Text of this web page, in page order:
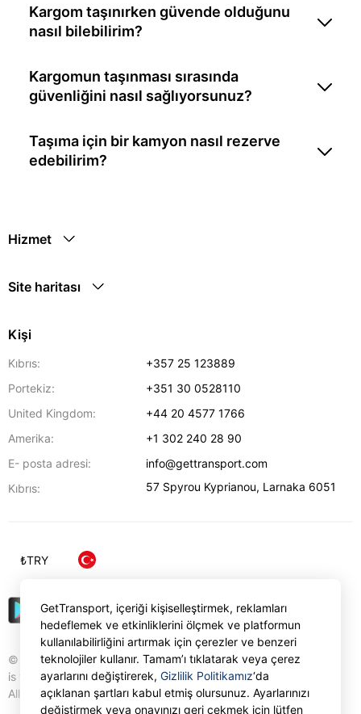
Kargom taşınırken güvende olduğunu
nasıl bilebilirim?
Kargomun taşınması sırasında
güvenliğini nasıl sağlıyorsunuz?
Taşıma için bir kamyon nasıl rezerve
edebilirim?
Hizmet
Site haritası
Kişi
Kıbrıs:
+357 25 123889
Portekiz:
+351 30 0528110
United Kingdom:
+44 20 4577 1766
Amerika:
+1 302 240 28 90
E- posta adresi:
info@gettransport.com
Kıbrıs:
57 Spyrou Kyprianou, Larnaka 6051
© Gettransport International Limited. GetTransport®
is trademark of Gettransport International Limited.
All rights reserved.
₺TRY
GetTransport, içeriği kişiselleştirmek, reklamları
hedeflemek ve etkinliklerini ölçmek ve platformun
kullanılabilirliğini artırmak için çerezler ve benzeri
teknolojiler kullanır. Tamam’ı tıklatarak veya çerez
ayarlarını değiştirerek, Gizlilik Politikamız‘da
açıklanan şartları kabul etmiş olursunuz. Ayarlarınızı
değiştirmek veya onayınızı geri çekmek için lütfen